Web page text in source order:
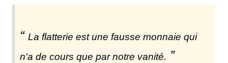
La flatterie est une fausse monnaie qui
n'a de cours que par notre vanité.